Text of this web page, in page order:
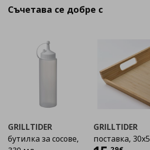
Съчетава се добре с
GRILLTIDER
бутилка за сосове,
GRILLTIDER
поставка,